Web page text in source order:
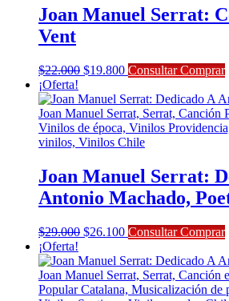
Joan Manuel Serrat:
Vent
$22.000 El
original
era:
$22.000.
$19.800El
actual
es:
$19.800.
Consultar Comprar
¡Oferta!
Joan Manuel Serrat:
Antonio Machado,
$29.000 El
original
era:
$29.000.
$26.100El
actual
es:
$26.100.
Consultar Comprar
¡Oferta!